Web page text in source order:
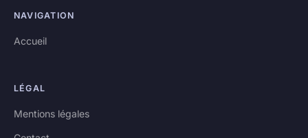
NAVIGATION
Accueil
LÉGAL
Mentions légales